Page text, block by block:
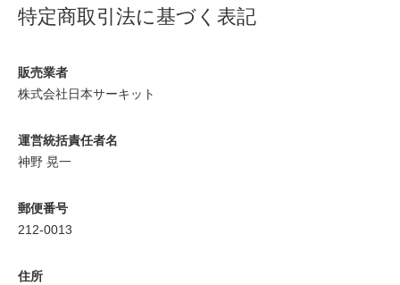
特定商取引法に基づく表記
販売業者
株式会社日本サーキット
運営統括責任者名
神野 晃一
郵便番号
212-0013
住所